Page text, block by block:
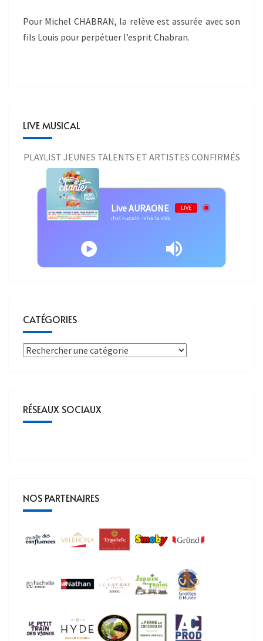
Pour Michel CHABRAN, la relève est assurée avec son
fils Louis pour perpétuer l’esprit Chabran.
LIVE MUSICAL
PLAYLIST JEUNES TALENTS ET ARTISTES CONFIRMÉS
Live AURAONE LIVE
Michel Fugain - Viva la vida
CATÉGORIES
RÉSEAUX SOCIAUX
NOS PARTENAIRES